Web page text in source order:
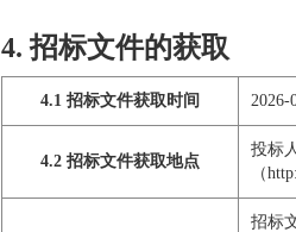
4. 招标文件的获取
4.1 招标文件获取时间 2026-
4.2 招标文件获取地点
投标
（
招标